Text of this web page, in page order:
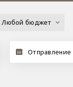
Любой бюджет
Отправление